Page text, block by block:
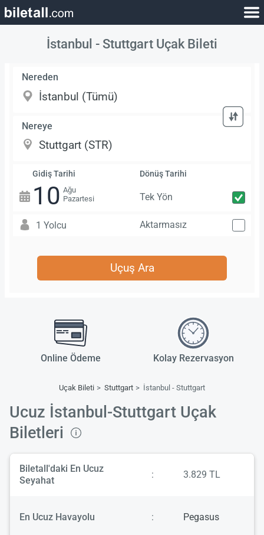
İstanbul - Stuttgart Uçak Bileti
Nereden
Nereye
Gidiş Tarihi
10 Ağu
Pazartesi
Dönüş Tarihi
Tek Yön
1 Yolcu Aktarmasız
Uçuş Ara
Online Ödeme Kolay Rezervasyon
Uçak Bileti Stuttgart İstanbul - Stuttgart
Ucuz İstanbul-Stuttgart Uçak
Biletleri
Biletall'daki En Ucuz
Seyahat
: 3.829 TL
En Ucuz Havayolu : Pegasus